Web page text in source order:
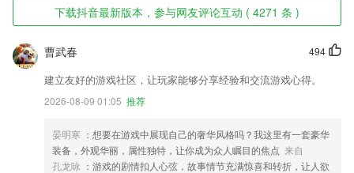
下载抖音最新版本，参与网友评论互动 ( 4271 条 )
494
曹武春
建立友好的游戏社区，让玩家能够分享经验和交流游戏心得。
2026-08-09 01:05 推荐
晏明寒 ：想要在游戏中展现自己的奢华风格吗？我这里有一套豪华
装备，外观华丽，属性独特，让你成为众人瞩目的焦点 来自
孔龙咏 ：游戏的剧情扣人心弦，故事情节充满惊喜和转折，让人欲